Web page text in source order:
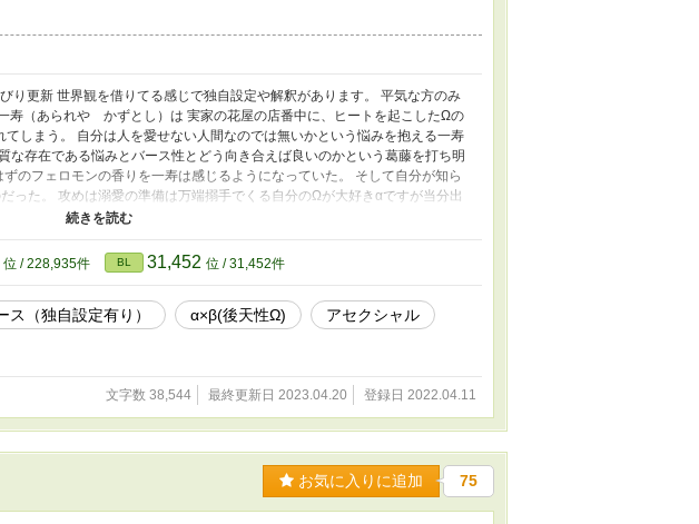
り更新 世界観を借りてる感じで独自設定や解釈があります。 平気な方のみ
寿（あられや かずとし）は 実家の花屋の店番中に、ヒートを起こしたΩの
しまう。 自分は人を愛せない人間なのでは無いかという悩みを抱える一寿
な存在である悩みとバース性とどう向き合えば良いのかという葛藤を打ち明
のフェロモンの香りを一寿は感じるようになっていた。 そして自分が知ら
った。 攻めは溺愛の準備は万端搦手でくる自分のΩが大好きαですが当分出
るのをじっと待ってる気の長いハンタータイプ。 なのでしばらくは奴の存在
いませ。 ダイナミクスに絡んで性的マイノリティに関する話題になる予定
推奨です。 どうぞ、よしなに！
位 / 228,935件 BL 31,452 位 / 31,452件
ス（独自設定有り） α×β(後天性Ω)
アセクシャル
文字数 38,544 最終更新日 2023.04.20 登録日 2022.04.11
お気に入りに追加 75